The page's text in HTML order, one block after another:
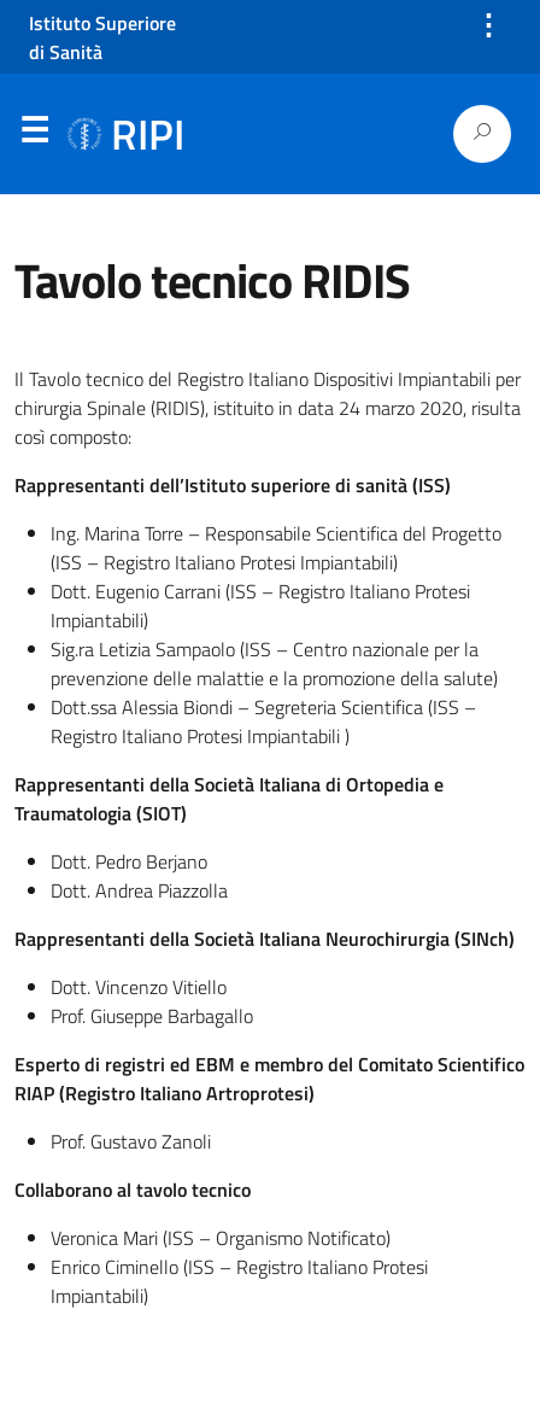
Istituto Superiore
di Sanità
⋮
RIPI
Tavolo tecnico RIDIS
Il Tavolo tecnico del Registro Italiano Dispositivi Impiantabili per
chirurgia Spinale (RIDIS), istituito in data 24 marzo 2020, risulta
così composto:
Rappresentanti dell’Istituto superiore di sanità (ISS)
Ing. Marina Torre – Responsabile Scientifica del Progetto
(ISS – Registro Italiano Protesi Impiantabili)
Dott. Eugenio Carrani (ISS – Registro Italiano Protesi
Impiantabili)
Sig.ra Letizia Sampaolo (ISS – Centro nazionale per la
prevenzione delle malattie e la promozione della salute)
Dott.ssa Alessia Biondi – Segreteria Scientifica (ISS –
Registro Italiano Protesi Impiantabili )
Rappresentanti della Società Italiana di Ortopedia e
Traumatologia (SIOT)
Dott. Pedro Berjano
Dott. Andrea Piazzolla
Rappresentanti della Società Italiana Neurochirurgia (SINch)
Dott. Vincenzo Vitiello
Prof. Giuseppe Barbagallo
Esperto di registri ed EBM e membro del Comitato Scientifico
RIAP (Registro Italiano Artroprotesi)
Prof. Gustavo Zanoli
Collaborano al tavolo tecnico
Veronica Mari (ISS – Organismo Notificato)
Enrico Ciminello (ISS – Registro Italiano Protesi
Impiantabili)